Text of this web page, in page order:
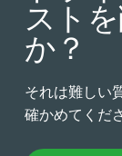
スト
か？
それは難しい
確かめてくだ